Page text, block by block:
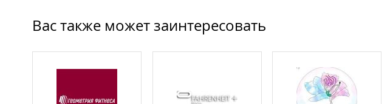
Вас также может заинтересовать